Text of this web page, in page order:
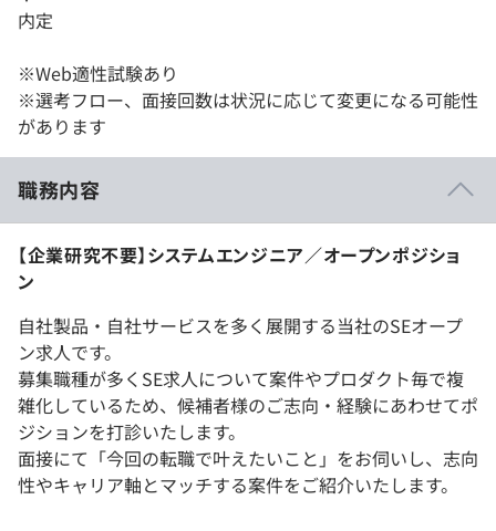
内定
※Web適性試験あり
※選考フロー、面接回数は状況に応じて変更になる可能性
があります
職務内容
【企業研究不要】システムエンジニア／オープンポジショ
ン
自社製品・自社サービスを多く展開する当社のSEオープ
ン求人です。
募集職種が多くSE求人について案件やプロダクト毎で複
雑化しているため、候補者様のご志向・経験にあわせてポ
ジションを打診いたします。
面接にて「今回の転職で叶えたいこと」をお伺いし、志向
性やキャリア軸とマッチする案件をご紹介いたします。